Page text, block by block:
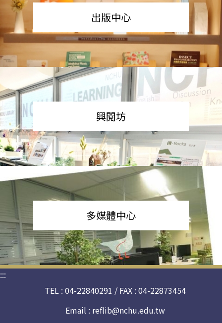
出版中心
興閱坊
多媒體中心
:::
TEL : 04-22840291 / FAX : 04-22873454
Email : reflib@nchu.edu.tw